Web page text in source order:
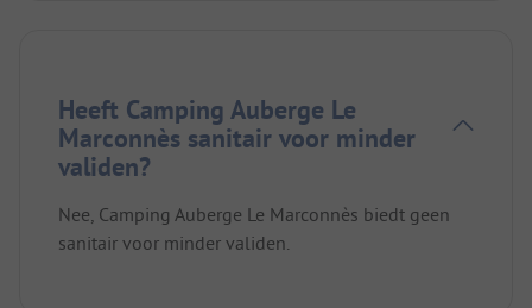
Heeft Camping Auberge Le
Marconnès sanitair voor minder
validen?
Nee, Camping Auberge Le Marconnès biedt geen
sanitair voor minder validen.